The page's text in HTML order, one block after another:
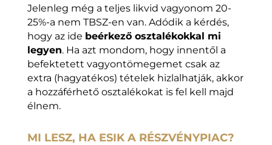
Jelenleg még a teljes likvid vagyonom 20-
25%-a nem TBSZ-en van. Adódik a kérdés,
hogy az ide beérkező osztalékokkal mi
legyen. Ha azt mondom, hogy innentől a
befektetett vagyontömegemet csak az
extra (hagyatékos) tételek hizlalhatják, akkor
a hozzáférhető osztalékokat is fel kell majd
élnem.
MI LESZ, HA ESIK A RÉSZVÉNYPIAC?